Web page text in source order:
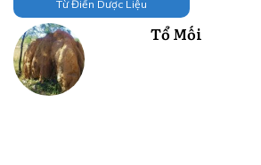
Từ Điển Dược Liệu
Tổ Mối